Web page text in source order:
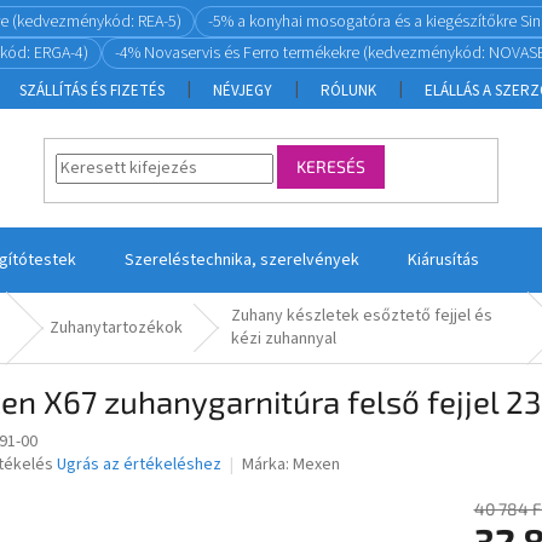
(kedvezménykód: REA-5)
-5% a konyhai mosogatóra és a kiegészítőkre
ERGA-4)
-4% Novaservis és Ferro termékekre (kedvezménykód:
SZÁLLÍTÁS ÉS FIZETÉS NÉVJEGY RÓLUNK ELÁLLÁS A
KERESÉS
Szereléstechnika, szerelvények Kiárusítás
Zuhanytartozékok
Zuhany készletek esőztető fejjel és
kézi zuhannyal
X67 zuhanygarnitúra felső fejjel
00
Ugrás az értékeléshez Márka: Mexen
40 784